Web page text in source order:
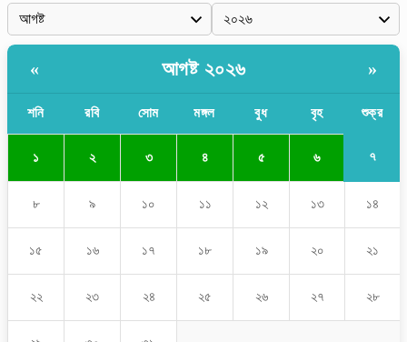
« আগষ্ট ২০২৬ »
শনি রবি সোম মঙ্গল বুধ বৃহ শুক্র
১ ২ ৩ ৪ ৫ ৬ ৭
৮ ৯ ১০ ১১ ১২ ১৩ ১৪
১৫ ১৬ ১৭ ১৮ ১৯ ২০ ২১
২২ ২৩ ২৪ ২৫ ২৬ ২৭ ২৮